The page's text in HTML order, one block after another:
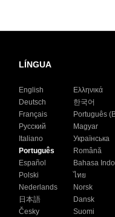
LÍNGUA
English
Deutsch
Français
Русский
Italiano
Português
Español
Polski
Nederlands
日本語
Česky
Ελληνικά
한국어
Português
Magyar
Українська
Română
Bahasa
ไทย
Norsk
Dansk
Suomi